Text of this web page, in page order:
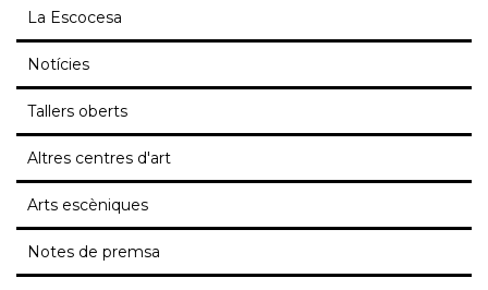
La Escocesa
Notícies
Tallers oberts
Altres centres d'art
Arts escèniques
Notes de premsa